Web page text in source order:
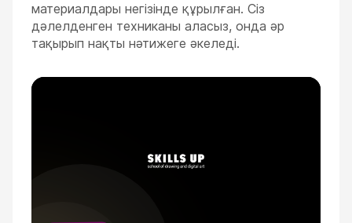
материалдары негізінде құрылған. Сіз
дәлелденген техниканы аласыз, онда әр
тақырып нақты нәтижеге әкеледі.